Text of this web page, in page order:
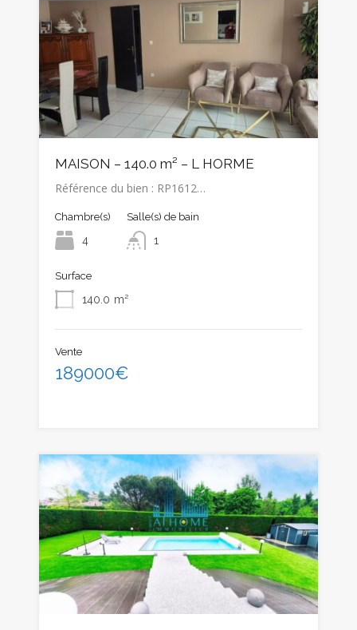
MAISON – 140.0 m² – L HORME
Référence du bien : RP1612…
Chambre(s)
4
Salle(s) de bain
1
Surface
140.0 m²
Vente
189000€